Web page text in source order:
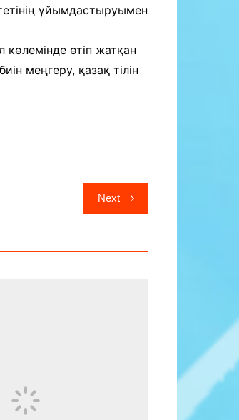
ұйымдастыруымен
өтіп жатқан
меңгеру, қазақ тілін
Next